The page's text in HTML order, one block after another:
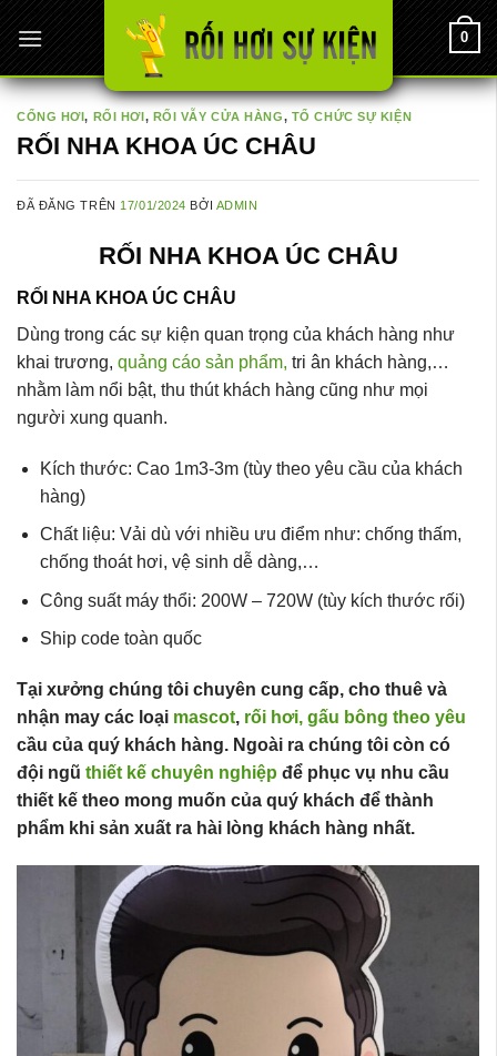
Chuyển
đến
nội
dung
0
CỔNG HƠI, RỐI HƠI, RỐI VẪY CỬA HÀNG, TỔ CHỨC SỰ KIỆN
RỐI NHA KHOA ÚC CHÂU
ĐÃ ĐĂNG TRÊN 17/01/2024 BỞI ADMIN
RỐI NHA KHOA ÚC CHÂU
RỐI NHA KHOA ÚC CHÂU
Dùng trong các sự kiện quan trọng của khách hàng như
khai trương, quảng cáo sản phẩm, tri ân khách hàng,…
nhằm làm nổi bật, thu thút khách hàng cũng như mọi
người xung quanh.
Kích thước: Cao 1m3-3m (tùy theo yêu cầu của khách
hàng)
Chất liệu: Vải dù với nhiều ưu điểm như: chống thấm,
chống thoát hơi, vệ sinh dễ dàng,…
Công suất máy thổi: 200W – 720W (tùy kích thước rối)
Ship code toàn quốc
Tại xưởng chúng tôi chuyên cung cấp, cho thuê và
nhận may các loại mascot, rối hơi, gấu bông theo yêu
cầu của quý khách hàng. Ngoài ra chúng tôi còn có
đội ngũ thiết kế chuyên nghiệp để phục vụ nhu cầu
thiết kế theo mong muốn của quý khách để thành
phẩm khi sản xuất ra hài lòng khách hàng nhất.